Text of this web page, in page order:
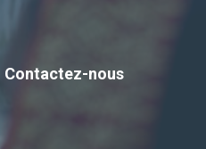
Contactez-nous